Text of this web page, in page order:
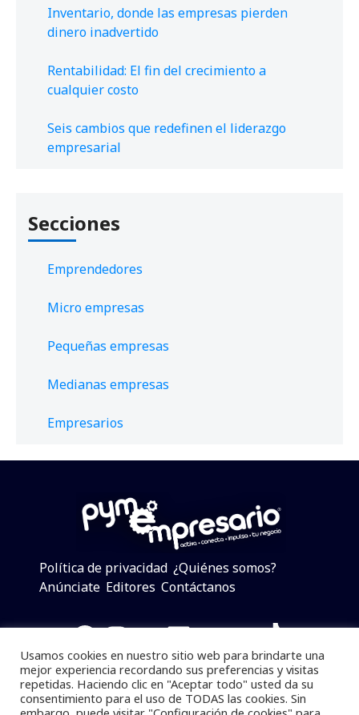
Inventario, donde las empresas pierden
dinero inadvertido
Rentabilidad: El fin del crecimiento a
cualquier costo
Seis cambios que redefinen el liderazgo
empresarial
Secciones
Emprendedores
Micro empresas
Pequeñas empresas
Medianas empresas
Empresarios
Política de privacidad ¿Quiénes somos?
Anúnciate Editores Contáctanos
Facebook
Instagram
Twitter
LinkedIn
Telegram
YouTube
TikTok
Usamos cookies en nuestro sitio web para brindarte una
mejor experiencia recordando sus preferencias y visitas
repetidas. Haciendo clic en "Aceptar todo" usted da su
consentimiento para el uso de TODAS las cookies. Sin